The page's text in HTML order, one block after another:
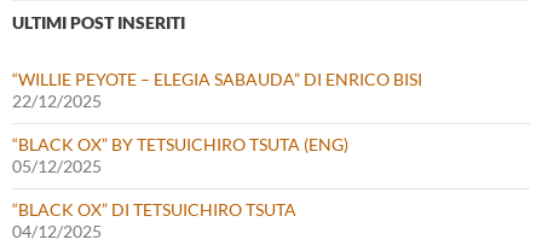
ULTIMI POST INSERITI
“WILLIE PEYOTE – ELEGIA SABAUDA” DI ENRICO BISI
22/12/2025
“BLACK OX” BY TETSUICHIRO TSUTA (ENG)
05/12/2025
“BLACK OX” DI TETSUICHIRO TSUTA
04/12/2025